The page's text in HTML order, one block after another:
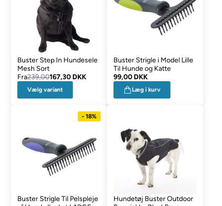
Buster Step In Hundesele
Mesh Sort
Fra239,00167,30 DKK
Vælg variant
Buster Strigle i Model Lille
Til Hunde og Katte
99,00 DKK
Læg i kurv
- 18%
Buster Strigle Til Pelspleje
Hundetøj Buster Outdoor